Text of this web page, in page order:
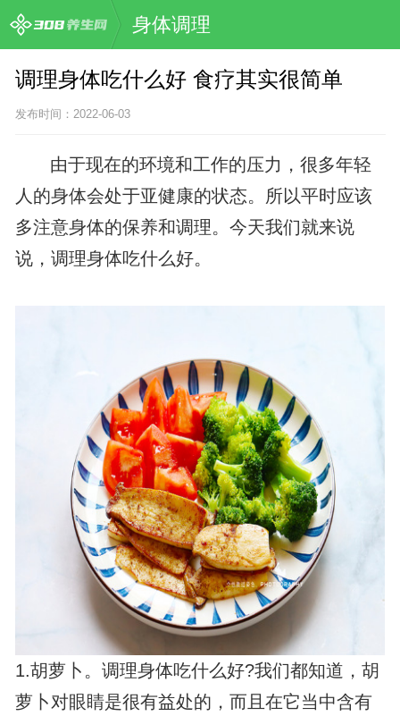
身体调理
调理身体吃什么好 食疗其实很简单
发布时间：2022-06-03
由于现在的环境和工作的压力，很多年轻
人的身体会处于亚健康的状态。所以平时应该
多注意身体的保养和调理。今天我们就来说
说，调理身体吃什么好。
1.胡萝卜。调理身体吃什么好?我们都知道，胡
萝卜对眼睛是很有益处的，而且在它当中含有